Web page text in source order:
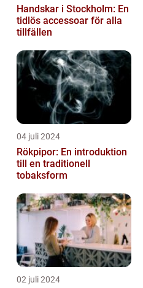
Handskar i Stockholm: En
tidlös accessoar för alla
tillfällen
04 juli 2024
Rökpipor: En introduktion
till en traditionell
tobaksform
02 juli 2024